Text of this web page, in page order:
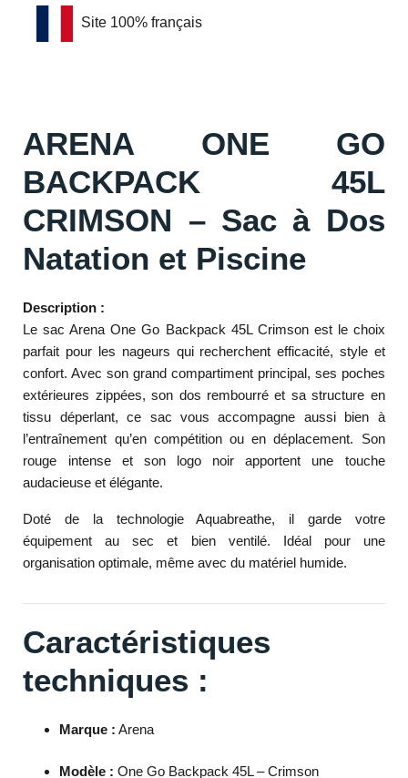
Site 100% français
ARENA ONE GO
BACKPACK 45L
CRIMSON – Sac à Dos
Natation et Piscine
Description :
Le sac Arena One Go Backpack 45L Crimson est le choix
parfait pour les nageurs qui recherchent efficacité, style et
confort. Avec son grand compartiment principal, ses poches
extérieures zippées, son dos rembourré et sa structure en
tissu déperlant, ce sac vous accompagne aussi bien à
l’entraînement qu’en compétition ou en déplacement. Son
rouge intense et son logo noir apportent une touche
audacieuse et élégante.
Doté de la technologie Aquabreathe, il garde votre
équipement au sec et bien ventilé. Idéal pour une
organisation optimale, même avec du matériel humide.
Caractéristiques
techniques :
Marque : Arena
Modèle : One Go Backpack 45L – Crimson